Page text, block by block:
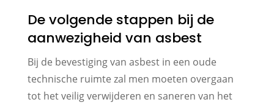
De volgende stappen bij de
aanwezigheid van asbest
Bij de bevestiging van asbest in een oude
technische ruimte zal men moeten overgaan
tot het veilig verwijderen en saneren van het